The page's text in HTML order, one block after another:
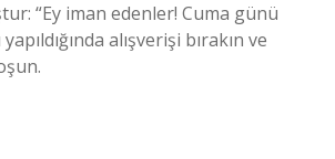
“Ey iman edenler! Cuma günü
alışverişi bırakın ve